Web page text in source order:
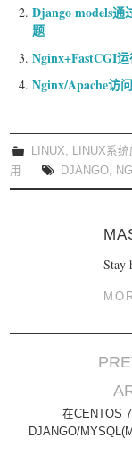
Django models
题
Nginx+FastCGI
Nginx/Apache访
LINUX, LINUX系统
用
DJANGO,
Stay
Post
在CENTOS
DJANGO/